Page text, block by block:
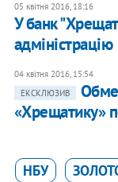
05 квітня 2016, 18:16
У банк
адміністрацію
04 квітня 2016, 15:54
ЕКСКЛЮЗИВ
«Хрещатику»
НБУ